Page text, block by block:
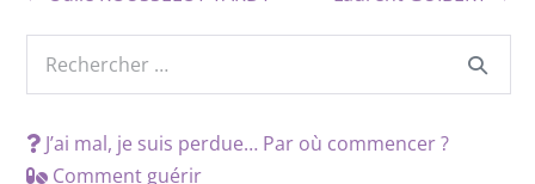
J’ai mal, je suis perdue… Par où commencer ?
Comment guérir